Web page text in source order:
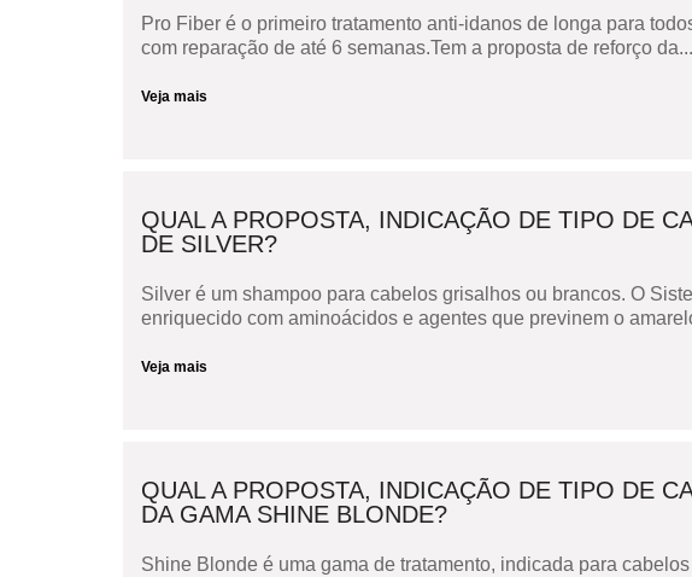
Pro Fiber é o primeiro tratamento anti-idanos de longa para
com reparação de até 6 semanas.Tem a proposta de reforço da...
Veja mais
QUAL A PROPOSTA, INDICAÇÃO DE TIPO DE
DE SILVER?
Silver é um shampoo para cabelos grisalhos ou brancos. O
enriquecido com aminoácidos e agentes que previnem o
Veja mais
QUAL A PROPOSTA, INDICAÇÃO DE TIPO DE
DA GAMA SHINE BLONDE?
Shine Blonde é uma gama de tratamento, indicada para